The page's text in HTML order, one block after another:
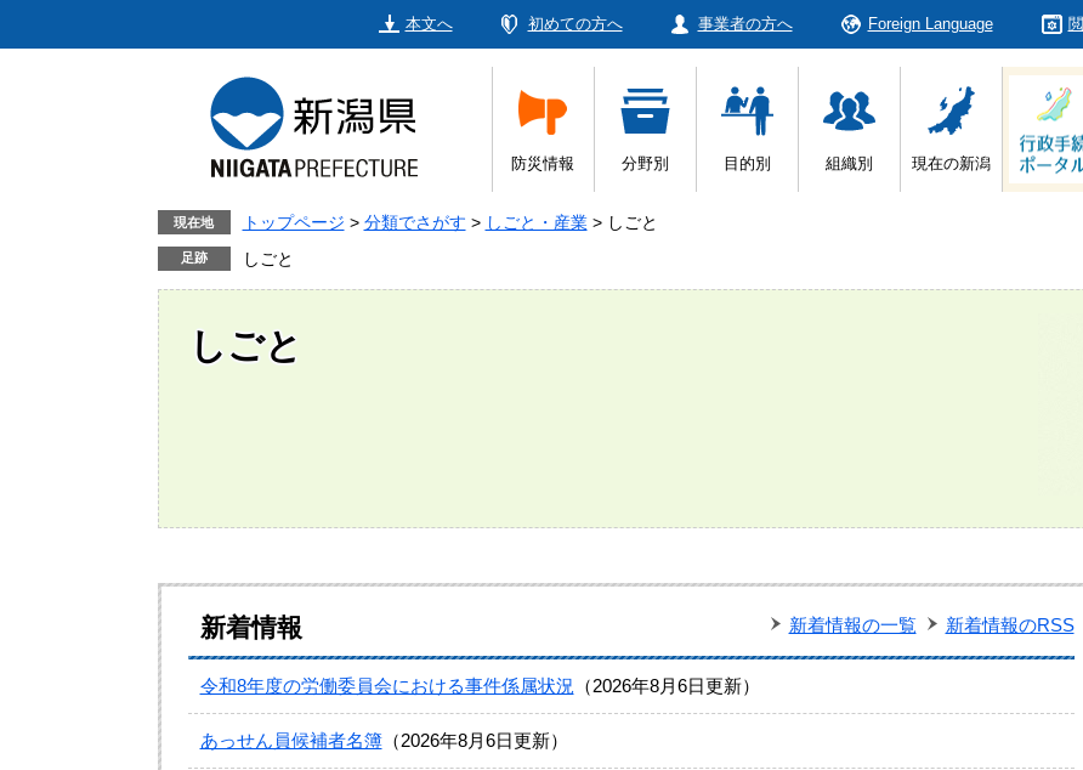
本文へ 初めての方へ 事業者の方へ Foreign Language
防災情報 分野別 目的別 組織別 現在の新潟
現在地 トップページ > 分類でさがす > しごと・産業 > しごと
しごと
しごと
新着情報
2026年8月6日更新
令和8年度の労働委員会における事件係属状況
2026年8月6日更新
あっせん員候補者名簿
新着情報の一覧 新着情報のRSS